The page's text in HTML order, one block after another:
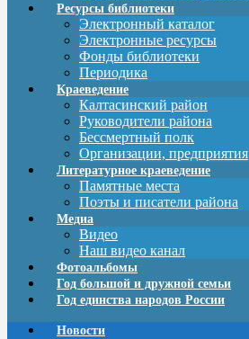
Ресурсы библиотеки
Электронный каталог
Электронные ресурсы
Фонды библиотеки
Периодика
Краеведение
Калтасинский район
Руководители района
Бессмертный полк
Организации, предприятия
Литературное краеведение
Памятные места
Поэты и писатели района
Медиа
Видео
Наш видео канал
Фотоальбомы
Год большой и дружной семьи
Год единства народов России
Новости